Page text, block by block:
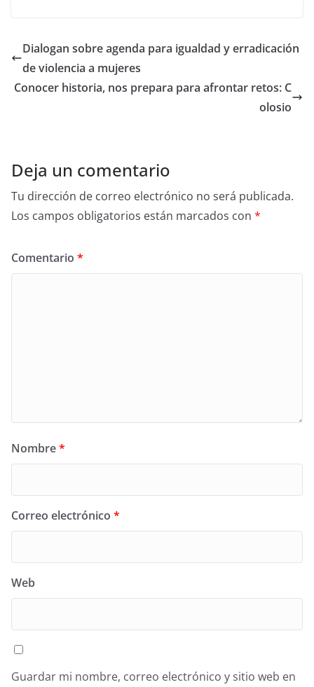
e
b
o
er e
Dialogan sobre agenda para igualdad y erradicación
de violencia a mujeres
Conocer historia, nos prepara para afrontar retos: C
olosio
Deja un comentario
Tu dirección de correo electrónico no será publicada.
Los campos obligatorios están marcados con *
Comentario *
Nombre*
Correo electrónico *
Web
Guardar mi nombre, correo electrónico y sitio web en